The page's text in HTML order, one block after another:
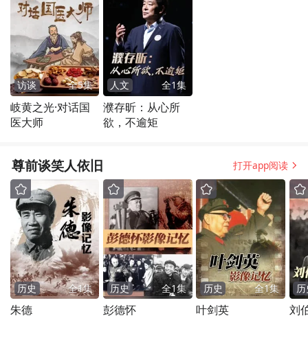
访谈 全5集
岐黄之光·对话国
医大师
人文 全1集
濮存昕：从心所
欲，不逾矩
尊前谈笑人依旧 打开app阅读
历史 全1集
朱德
历史 全1集
彭德怀
历史 全1集
叶剑英 刘